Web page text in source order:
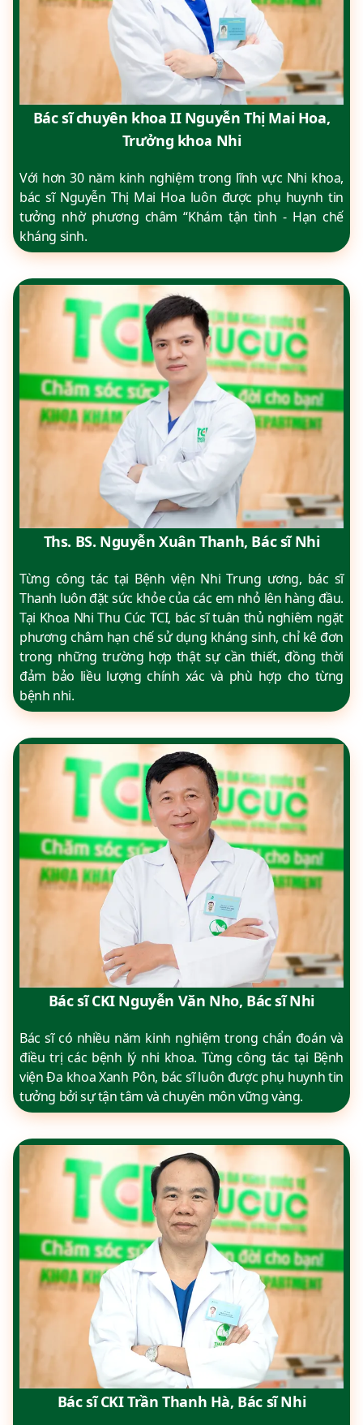
Bác sĩ chuyên khoa II Nguyễn Thị Mai Hoa,
Trưởng khoa Nhi
Với hơn 30 năm kinh nghiệm trong lĩnh vực Nhi khoa,
bác sĩ Nguyễn Thị Mai Hoa luôn được phụ huynh tin
tưởng nhờ phương châm “Khám tận tình - Hạn chế
kháng sinh.
Ths. BS. Nguyễn Xuân Thanh, Bác sĩ Nhi
Từng công tác tại Bệnh viện Nhi Trung ương, bác sĩ
Thanh luôn đặt sức khỏe của các em nhỏ lên hàng đầu.
Tại Khoa Nhi Thu Cúc TCI, bác sĩ tuân thủ nghiêm ngặt
phương châm hạn chế sử dụng kháng sinh, chỉ kê đơn
trong những trường hợp thật sự cần thiết, đồng thời
đảm bảo liều lượng chính xác và phù hợp cho từng
bệnh nhi.
Bác sĩ CKI Nguyễn Văn Nho, Bác sĩ Nhi
Bác sĩ có nhiều năm kinh nghiệm trong chẩn đoán và
điều trị các bệnh lý nhi khoa. Từng công tác tại Bệnh
viện Đa khoa Xanh Pôn, bác sĩ luôn được phụ huynh tin
tưởng bởi sự tận tâm và chuyên môn vững vàng.
Bác sĩ CKI Trần Thanh Hà, Bác sĩ Nhi